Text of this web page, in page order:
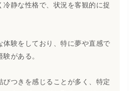
冷静な性格で、状況を客観的に捉
体験をしており、特に夢や直感で
がある。
びつきを感じることが多く、特定